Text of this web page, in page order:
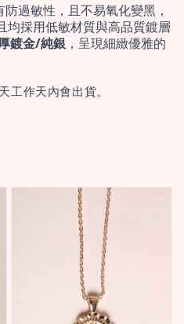
過敏性，且不易氧化變黑，
均採用低敏材質與高品質鍍層
鍍金/純銀 ，呈現細緻優雅的
工作天內會出貨。